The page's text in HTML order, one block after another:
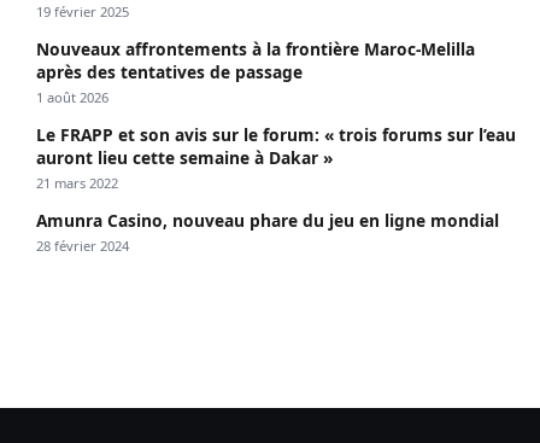
19 février 2025
Nouveaux affrontements à la frontière Maroc-Melilla
après des tentatives de passage
1 août 2026
Le FRAPP et son avis sur le forum: « trois forums sur l’eau
auront lieu cette semaine à Dakar »
21 mars 2022
Amunra Casino, nouveau phare du jeu en ligne mondial
28 février 2024